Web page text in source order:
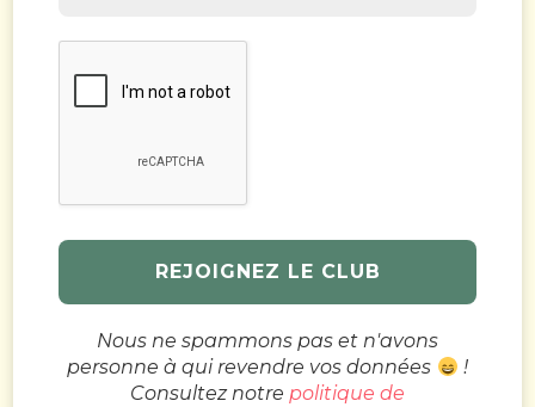
Nous ne spammons pas et n'avons
personne à qui revendre vos données
!
Consultez notre politique de